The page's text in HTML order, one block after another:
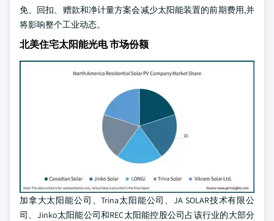
免、回扣、赠款和净计量方案会减少太阳能装置的前期费用,并
将影响整个工业动态。
北美住宅太阳能光电 市场份额
加拿大太阳能公司、Trina太阳能公司、JA SOLAR技术有限公
司、Jinko太阳能公司和REC太阳能控股公司占该行业的大部分